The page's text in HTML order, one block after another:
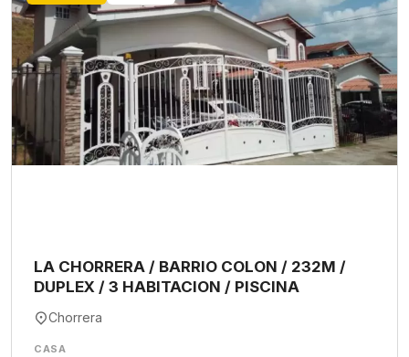
LA CHORRERA / BARRIO COLON / 232M /
DUPLEX / 3 HABITACION / PISCINA
Chorrera
CASA